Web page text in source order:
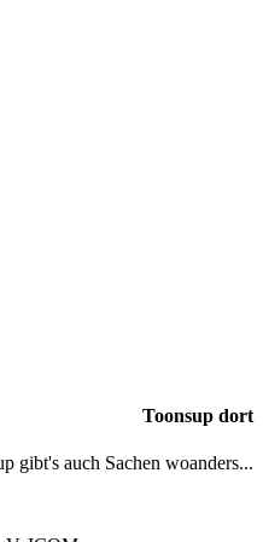
Toonsup dort
gibt's auch Sachen woanders...